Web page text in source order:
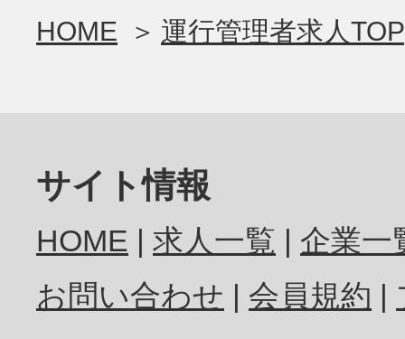
HOME 運行管理者求人TOP
サイト情報
HOME 求人一覧
企業一
お問い合わせ
会員規約